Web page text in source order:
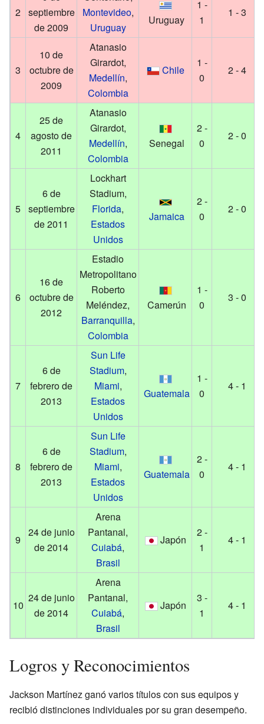
2 septiembre
de 2009
Montevideo,
Uruguay
Uruguay
1 -
1
1 - 3
3
10 de
octubre de
2009
Atanasio
Girardot,
Medellín,
Colombia
Chile
1 -
0
2 - 4
4
25 de
agosto de
2011
Atanasio
Girardot,
Medellín,
Colombia
Senegal
2 -
0
2 - 0
5
6 de
septiembre
de 2011
Lockhart
Stadium,
Florida,
Estados
Unidos
Jamaica
2 -
0
2 - 0
6
16 de
octubre de
2012
Estadio
Metropolitano
Roberto
Meléndez,
Barranquilla,
Colombia
Camerún
1 -
0
3 - 0
7
6 de
febrero de
2013
Sun Life
Stadium,
Miami,
Estados
Unidos
Guatemala
1 -
0
4 - 1
8
6 de
febrero de
2013
Sun Life
Stadium,
Miami,
Estados
Unidos
Guatemala
2 -
0
4 - 1
9
24 de junio
de 2014
Arena
Pantanal,
Cuiabá,
Brasil
Japón
2 -
1
4 - 1
10
24 de junio
de 2014
Arena
Pantanal,
Cuiabá,
Brasil
Japón
3 -
1
4 - 1
Logros y Reconocimientos
Jackson Martínez ganó varios títulos con sus equipos y
recibió distinciones individuales por su gran desempeño.